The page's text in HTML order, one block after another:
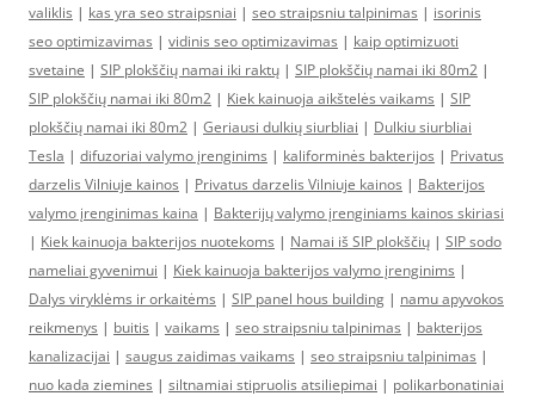
valiklis | kas yra seo straipsniai | seo straipsniu talpinimas | isorinis
seo optimizavimas | vidinis seo optimizavimas | kaip optimizuoti
svetaine | SIP plokščių namai iki raktų | SIP plokščių namai iki 80m2 |
SIP plokščių namai iki 80m2 | Kiek kainuoja aikštelės vaikams | SIP
plokščių namai iki 80m2 | Geriausi dulkių siurbliai | Dulkiu siurbliai
Tesla | difuzoriai valymo įrenginims | kaliforminės bakterijos | Privatus
darzelis Vilniuje kainos | Privatus darzelis Vilniuje kainos | Bakterijos
valymo įrenginimas kaina | Bakterijų valymo įrenginiams kainos skiriasi
| Kiek kainuoja bakterijos nuotekoms | Namai iš SIP plokščių | SIP sodo
nameliai gyvenimui | Kiek kainuoja bakterijos valymo įrenginims |
Dalys viryklėms ir orkaitėms | SIP panel hous building | namu apyvokos
reikmenys | buitis | vaikams | seo straipsniu talpinimas | bakterijos
kanalizacijai | saugus zaidimas vaikams | seo straipsniu talpinimas |
nuo kada ziemines | siltnamiai stipruolis atsiliepimai | polikarbonatiniai